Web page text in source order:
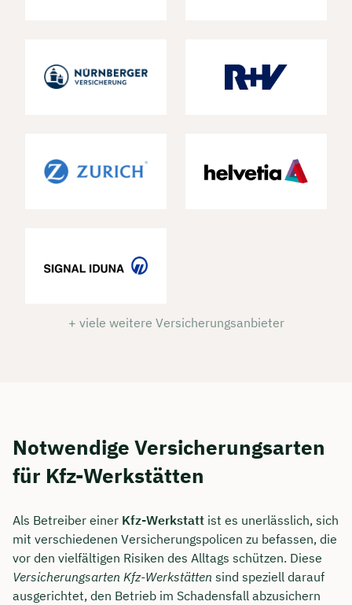
+ viele weitere Versicherungsanbieter
Notwendige Versicherungsarten
für Kfz-Werkstätten
Als Betreiber einer Kfz-Werkstatt ist es unerlässlich, sich
mit verschiedenen Versicherungspolicen zu befassen, die
vor den vielfältigen Risiken des Alltags schützen. Diese
Versicherungsarten Kfz-Werkstätten sind speziell darauf
ausgerichtet, den Betrieb im Schadensfall abzusichern